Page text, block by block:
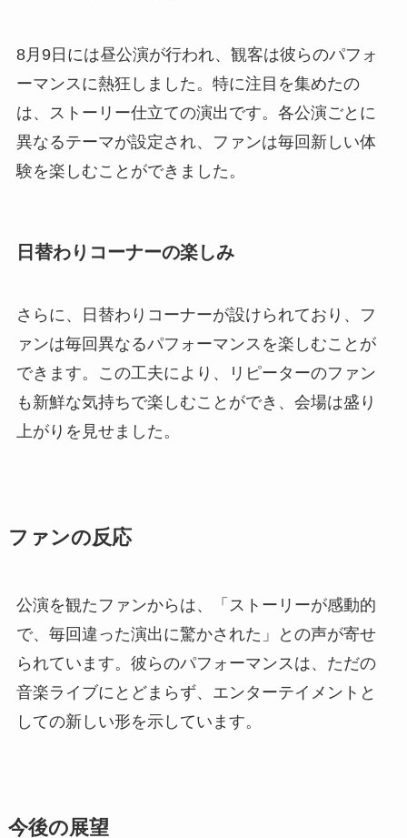
8月9日には昼公演が行われ、観客は彼らのパフォ
ーマンスに熱狂しました。特に注目を集めたの
は、ストーリー仕立ての演出です。各公演ごとに
異なるテーマが設定され、ファンは毎回新しい体
験を楽しむことができました。
日替わりコーナーの楽しみ
さらに、日替わりコーナーが設けられており、フ
ァンは毎回異なるパフォーマンスを楽しむことが
できます。この工夫により、リピーターのファン
も新鮮な気持ちで楽しむことができ、会場は盛り
上がりを見せました。
ファンの反応
公演を観たファンからは、「ストーリーが感動的
で、毎回違った演出に驚かされた」との声が寄せ
られています。彼らのパフォーマンスは、ただの
音楽ライブにとどまらず、エンターテイメントと
しての新しい形を示しています。
今後の展望